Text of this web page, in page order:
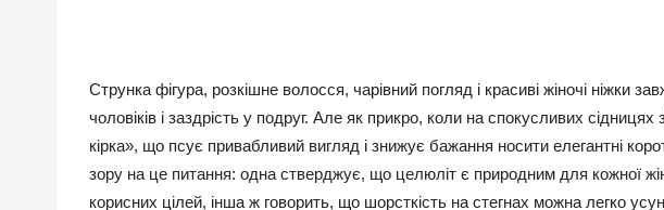
Струнка фігура, розкішне волосся, чарівний погляд і красиві жіночі ніжки
чоловіків і заздрість у подруг. Але як прикро, коли на спокусливих
кірка», що псує привабливий вигляд і знижує бажання носити елегантні
зору на це питання: одна стверджує, що целюліт є природним для кожної
корисних цілей, інша ж говорить, що шорсткість на стегнах можна легко